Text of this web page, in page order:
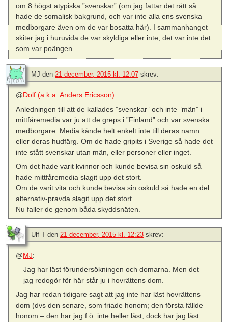
om 8 högst atypiska ”svenskar” (om jag fattar det rätt så
hade de somalisk bakgrund, och var inte alla ens svenska
medborgare även om de var bosatta här). I sammanhanget
skiter jag i huruvida de var skyldiga eller inte, det var inte det
som var poängen.
MJ den 21 december, 2015 kl. 12:07 skrev:
@Dolf (a.k.a. Anders Ericsson):
Anledningen till att de kallades ”svenskar” och inte ”män” i
mittfåremedia var ju att de greps i ”Finland” och var svenska
medborgare. Media kände helt enkelt inte till deras namn
eller deras hudfärg. Om de hade gripits i Sverige så hade det
inte stått svenskar utan män, eller personer eller inget.
Om det hade varit kvinnor och kunde bevisa sin oskuld så
hade mittfåremedia slagit upp det stort.
Om de varit vita och kunde bevisa sin oskuld så hade en del
alternativ-pravda slagit upp det stort.
Nu faller de genom båda skyddsnäten.
Ulf T den 21 december, 2015 kl. 12:23 skrev:
@MJ:
Jag har läst förundersökningen och domarna. Men det
jag redogör för här står ju i hovrättens dom.
Jag har redan tidigare sagt att jag inte har läst hovrättens
dom (dvs den senare, som friade honom; den första fällde
honom – den har jag f.ö. inte heller läst; dock har jag läst